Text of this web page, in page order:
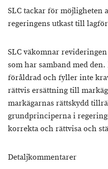
SLC tackar för möjligheten
regeringens utkast till
SLC väkomnar
som har samband med
föråldrad och fyller inte
rättvis ersättning till
markägarnas rättskydd
grundprinciperna i
korrekta och rättvisa och
Detaljkommentarer